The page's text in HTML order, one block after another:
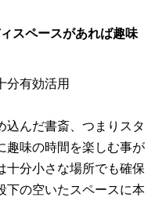
スペースがあれば趣味
分有効活用
込んだ書斎、つまりスタ
趣味の時間を楽しむ事が
十分小さな場所でも確保
下の空いたスペースに本